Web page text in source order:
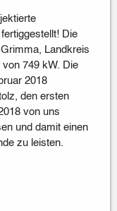
Die
Landkreis
von 749 kW. Die
2018
den ersten
von uns
und damit einen
zu leisten.